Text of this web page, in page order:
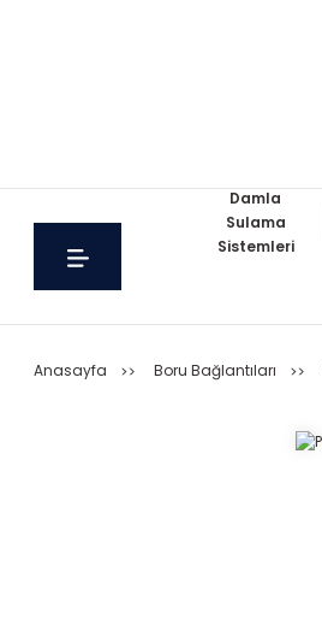
Damla
Sulama
Sistemleri
Anasayfa Boru Bağlantıları